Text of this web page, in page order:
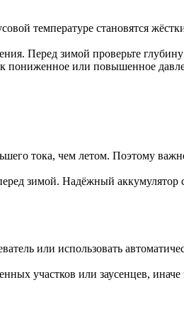
становятся
Перед зимой проверьте
или повышенное
тока, чем летом. Поэтому
зимой. Надёжный
или использовать
участков или заусенцев, иначе